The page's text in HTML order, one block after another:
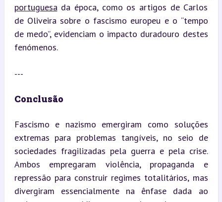
portuguesa da época, como os artigos de Carlos
de Oliveira sobre o fascismo europeu e o “tempo
de medo”, evidenciam o impacto duradouro destes
fenómenos.
---
Conclusão
Fascismo e nazismo emergiram como soluções
extremas para problemas tangíveis, no seio de
sociedades fragilizadas pela guerra e pela crise.
Ambos empregaram violência, propaganda e
repressão para construir regimes totalitários, mas
divergiram essencialmente na ênfase dada ao